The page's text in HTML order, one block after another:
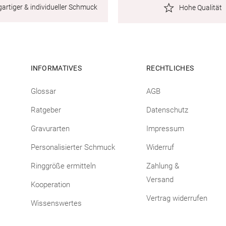
& individueller Schmuck Hohe Qualität
INFORMATIVES
Glossar
Ratgeber
Gravurarten
Personalisierter Schmuck
Ringgröße ermitteln
Kooperation
Wissenswertes
RECHTLICHES
AGB
Datenschutz
Impressum
Widerruf
Zahlung &
Versand
Vertrag widerrufen